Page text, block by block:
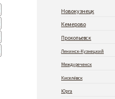
Новокузнецк
Кемерово
Прокопьевск
Ленинск-Кузнецкий
Междуреченск
Киселёвск
Юрга